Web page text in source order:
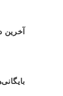
آخرین